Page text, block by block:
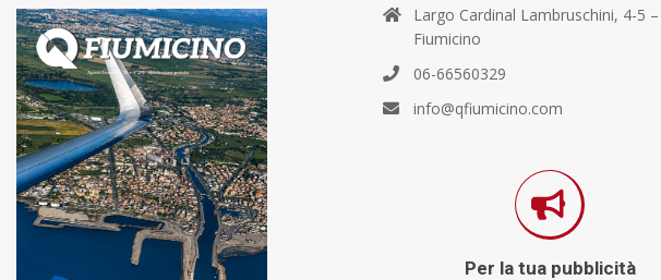
Largo Cardinal Lambruschini, 4-5 –
Fiumicino
06-66560329
info@qfiumicino.com
Per la tua pubblicità